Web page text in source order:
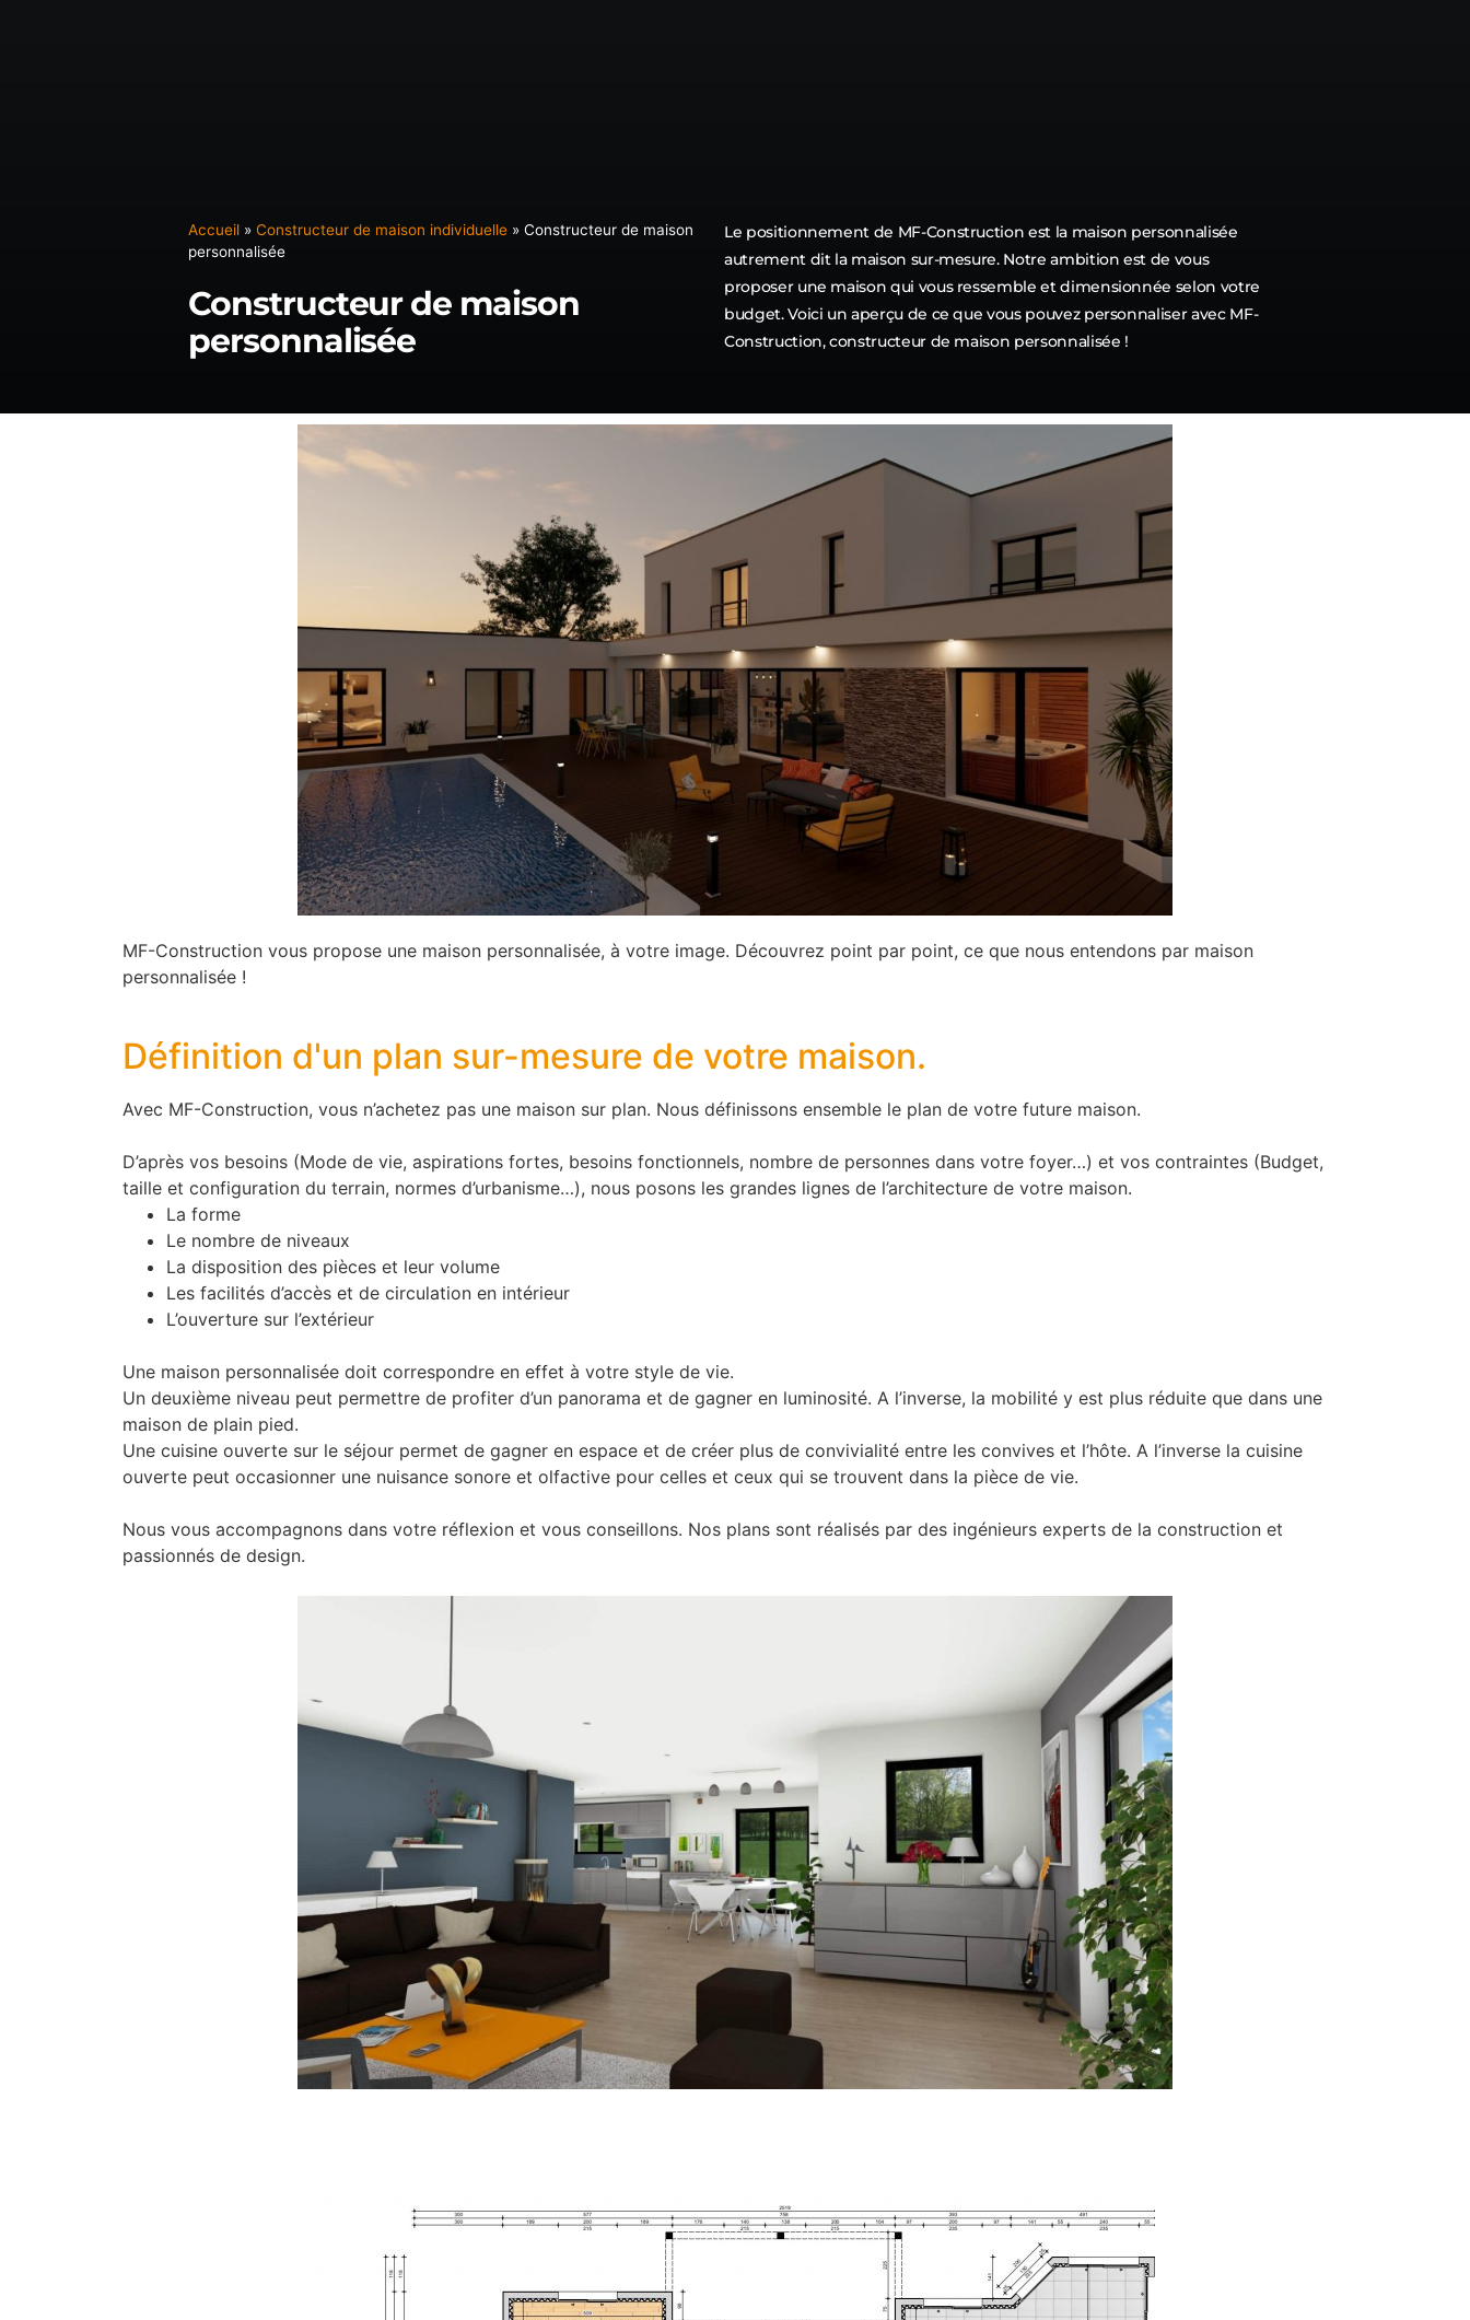
Accueil » Constructeur de maison individuelle » Constructeur de maison
personnalisée
Constructeur de maison
personnalisée
Le positionnement de MF-Construction est la maison personnalisée
autrement dit la maison sur-mesure. Notre ambition est de vous
proposer une maison qui vous ressemble et dimensionnée selon votre
budget. Voici un aperçu de ce que vous pouvez personnaliser avec MF-
Construction, constructeur de maison personnalisée !
MF-Construction vous propose une maison personnalisée, à votre image. Découvrez point par point, ce que nous entendons par maison
personnalisée !
Définition d'un plan sur-mesure de votre maison.
Avec MF-Construction, vous n’achetez pas une maison sur plan. Nous définissons ensemble le plan de votre future maison.
D’après vos besoins (Mode de vie, aspirations fortes, besoins fonctionnels, nombre de personnes dans votre foyer…) et vos contraintes (Budget,
taille et configuration du terrain, normes d’urbanisme…), nous posons les grandes lignes de l’architecture de votre maison.
La forme
Le nombre de niveaux
La disposition des pièces et leur volume
Les facilités d’accès et de circulation en intérieur
L’ouverture sur l’extérieur
Une maison personnalisée doit correspondre en effet à votre style de vie.
Un deuxième niveau peut permettre de profiter d’un panorama et de gagner en luminosité. A l’inverse, la mobilité y est plus réduite que dans une
maison de plain pied.
Une cuisine ouverte sur le séjour permet de gagner en espace et de créer plus de convivialité entre les convives et l’hôte. A l’inverse la cuisine
ouverte peut occasionner une nuisance sonore et olfactive pour celles et ceux qui se trouvent dans la pièce de vie.
Nous vous accompagnons dans votre réflexion et vous conseillons. Nos plans sont réalisés par des ingénieurs experts de la construction et
passionnés de design.